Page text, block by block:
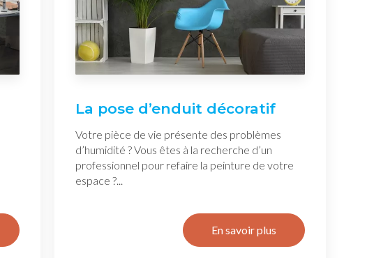
La pose d’enduit décoratif
Votre pièce de vie présente des problèmes
d’humidité ? Vous êtes à la recherche d’un
professionnel pour refaire la peinture de votre
espace ?...
En savoir plus